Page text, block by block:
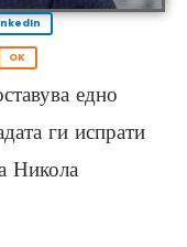
OK
едно
ги испрати
Никола